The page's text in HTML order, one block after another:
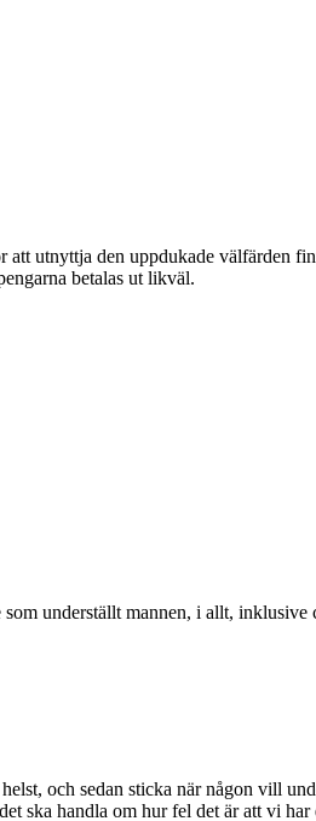
utnyttja den uppdukade välfärden
betalas ut likväl.
underställt mannen, i allt, inklusive
och sedan sticka när någon vill
ska handla om hur fel det är att vi